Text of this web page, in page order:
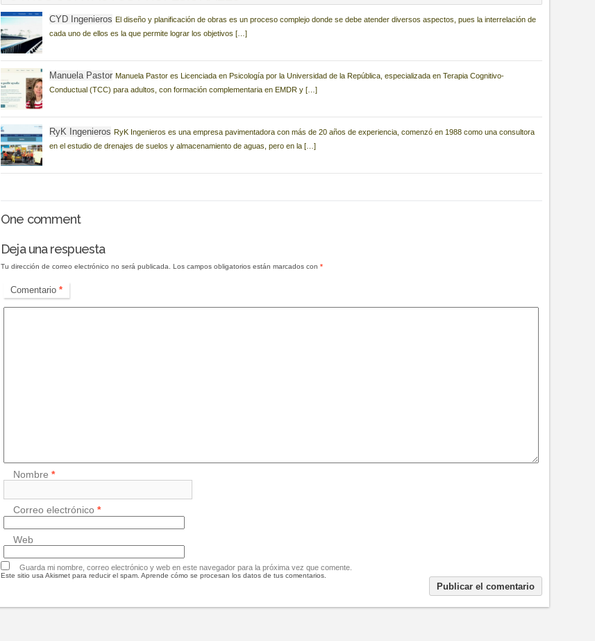
CYD Ingenieros El diseño y planificación de obras es un proceso complejo donde se debe atender diversos aspectos, pues la interrelación de
cada uno de ellos es la que permite lograr los objetivos […]
Manuela Pastor Manuela Pastor es Licenciada en Psicología por la Universidad de la República, especializada en Terapia Cognitivo-
Conductual (TCC) para adultos, con formación complementaria en EMDR y […]
RyK Ingenieros RyK Ingenieros es una empresa pavimentadora con más de 20 años de experiencia, comenzó en 1988 como una consultora
en el estudio de drenajes de suelos y almacenamiento de aguas, pero en la […]
One comment
Deja una respuesta
Tu dirección de correo electrónico no será publicada. Los campos obligatorios están marcados con*
Comentario*
Nombre*
Correo electrónico*
Web
Guarda mi nombre, correo electrónico y web en este navegador para la próxima vez que comente.
Este sitio usa Akismet para reducir el spam.Aprende cómo se procesan los datos de tus comentarios.